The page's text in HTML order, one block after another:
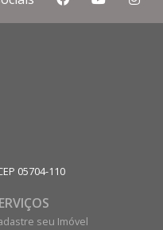
05704-110
seu Imóvel